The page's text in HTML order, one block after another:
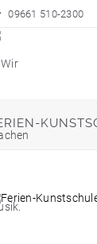
09661 510-2300